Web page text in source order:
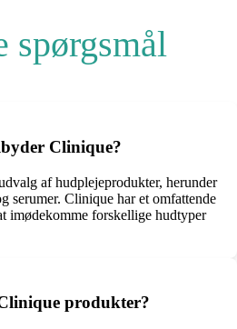
spørgsmål
Clinique?
af hudplejeprodukter, herunder
serumer. Clinique har et omfattende
imødekomme forskellige hudtyper
produkter?